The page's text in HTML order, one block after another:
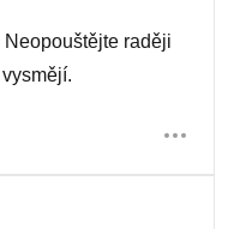
raději